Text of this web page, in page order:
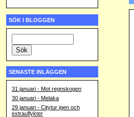
SÖK I BLOGGEN
SENASTE INLÄGGEN
31 januari - Mot regnskogen
30 januari - Melaka
29 januari - Citytur igen och
extrauflykter